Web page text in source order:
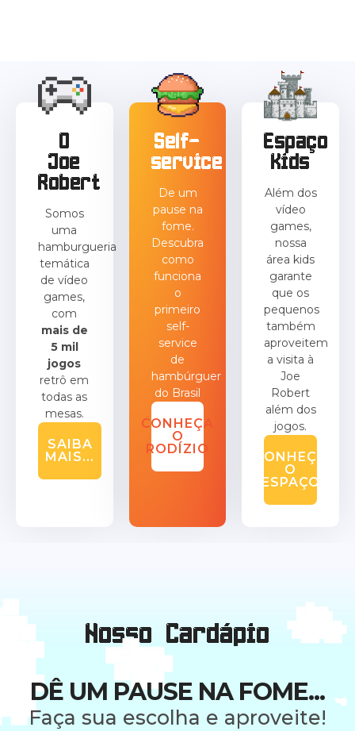
O
Joe
Robert
Somos
uma
hamburgueria
temática
de vídeo
games,
com
mais de
5 mil
jogos
retrô em
todas as
mesas.
SAIBA
MAIS...
Self-
service
De um
pause na
fome.
Descubra
como
funciona
o
primeiro
self-
service
de
hambúrguer
do Brasil
CONHEÇA
O
RODÍZIO
Espaço
Kids
Além dos
vídeo
games,
nossa
área kids
garante
que os
pequenos
também
aproveitem
a visita à
Joe
Robert
além dos
jogos.
CONHEÇA
O
ESPAÇO
Nosso Cardápio
DÊ UM PAUSE NA FOME...
Faça sua escolha e aproveite!